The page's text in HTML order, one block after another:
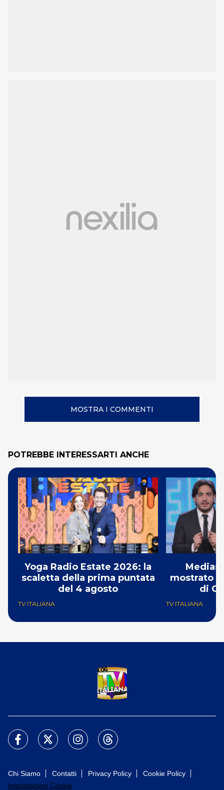
MOSTRA I COMMENTI
POTREBBE INTERESSARTI ANCHE
Yoga Radio Estate 2026: la
scaletta della prima puntata
del 4 agosto
TV ITALIANA
mostrato il
di
TV ITALIANA
Chi Siamo Contatti Privacy Policy
Cookie Policy
Impostazioni Cookie